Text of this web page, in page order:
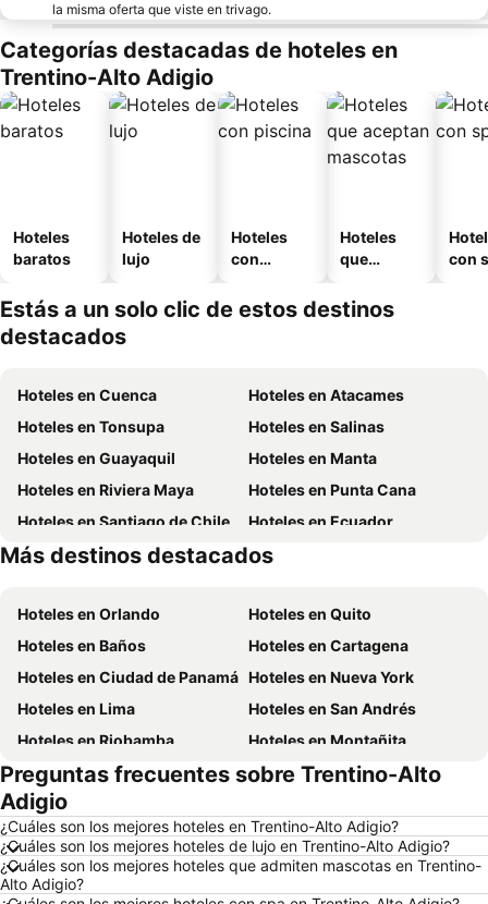
la misma oferta que viste en trivago.
Categorías destacadas de hoteles en
Trentino-Alto Adigio
Hoteles
baratos
Hoteles de
lujo
Hoteles
con
Hoteles
que
mascotas
con
Estás a un solo clic de estos destinos
destacados
Hoteles en Cuenca
Hoteles en Atacames
Hoteles en Tonsupa
Hoteles en Salinas
Hoteles en Guayaquil
Hoteles en Manta
Hoteles en Riviera Maya
Hoteles en Punta Cana
Hoteles en Santiago de Chile
Hoteles en Ecuador
Hoteles en México
Hoteles en Chicago
Más destinos destacados
Hoteles en Orlando
Hoteles en Quito
Hoteles en Baños
Hoteles en Cartagena
Hoteles en Ciudad de Panamá Hoteles en Nueva York
Hoteles en Lima
Hoteles en San Andrés
Hoteles en Riobamba
Hoteles en Montañita
Hoteles en Puerto López
Hoteles en Pedernales
Hoteles en Miami
Hoteles en Ambato
Hoteles en Cojimies
Hoteles en Lisboa
Hoteles en Zorritos
Hoteles en Oporto
Hoteles en Panamá
Preguntas frecuentes sobre Trentino-Alto
Adigio
¿Cuáles son los mejores hoteles en Trentino-Alto Adigio?
¿Cuáles son los mejores hoteles de lujo en Trentino-Alto Adigio?
¿Cuáles son los mejores hoteles que admiten mascotas en Trentino-
Alto Adigio?